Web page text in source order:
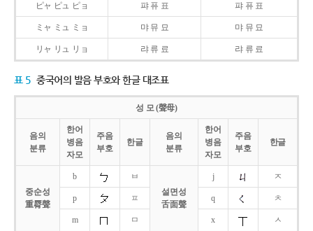
ピャ ピュ ピョ 퍄 퓨 표 퍄 퓨 표
ミャ ミュ ミョ 먀 뮤 묘 먀 뮤 묘
リャ リュ リョ 랴 류 료 랴 류 료
표 5 중국어의 발음 부호와 한글 대조표
성 모 (聲母)
음의
분류
한어
병음
자모
주음
부호
한글
음의
분류
한어
병음
자모
주음
부호
한글
중순성
重脣聲
b
ㅂ
설면성
舌面聲
j ㅈ
p ㅍ q ㅊ
m ㅁ x ㅅ